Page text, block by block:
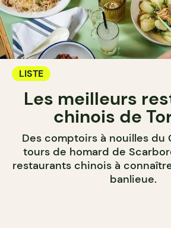
LISTE
Les meilleurs
chinois de
Des comptoirs à nouilles du
tours de homard de
restaurants chinois à
banlieue.